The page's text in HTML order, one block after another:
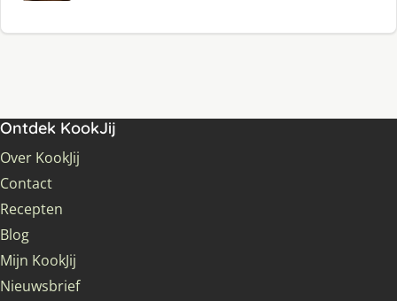
Ontdek KookJij
Over KookJij
Contact
Recepten
Blog
Mijn KookJij
Nieuwsbrief